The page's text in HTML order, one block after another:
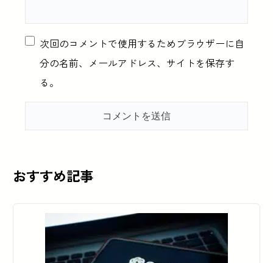
次回のコメントで使用するためブラウザーに自
分の名前、メールアドレス、サイトを保存す
る。
おすすめ記事